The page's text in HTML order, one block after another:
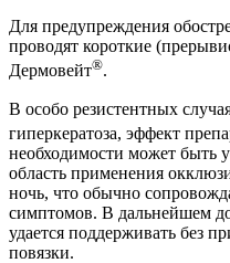
Для предупреждения
проводят короткие
Дермовейт®.
В особо резистентных
гиперкератоза, эффект
необходимости может быть
область применения
ночь, что обычно
симптомов. В дальнейшем
удается поддерживать без
повязки.